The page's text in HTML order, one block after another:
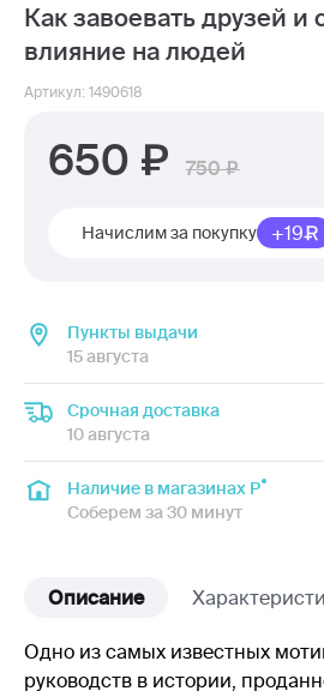
Как завоевать друзей и
влияние на людей
Артикул: 1490618
650 750
Начислим за покупку +19
Пункты выдачи
15 августа
Срочная доставка
10 августа
Наличие в магазинах Р
Соберем за 30 минут
Описание
Одно из самых известных
руководств в истории,